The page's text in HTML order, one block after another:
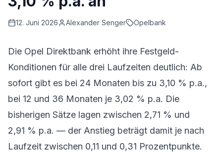
12. Juni 2026 Alexander Senger Opelbank
Die Opel Direktbank erhöht ihre Festgeld-
Konditionen für alle drei Laufzeiten deutlich: Ab
sofort gibt es bei 24 Monaten bis zu 3,10 % p.a.,
bei 12 und 36 Monaten je 3,02 % p.a. Die
bisherigen Sätze lagen zwischen 2,71 % und
2,91 % p.a. — der Anstieg beträgt damit je nach
Laufzeit zwischen 0,11 und 0,31 Prozentpunkte.